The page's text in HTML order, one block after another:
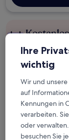
Verdiene
Mehr
Ihre
wichtig
Wir und unsere
auf
Kennungen in
verarbeiten.
oder
besuchen Sie